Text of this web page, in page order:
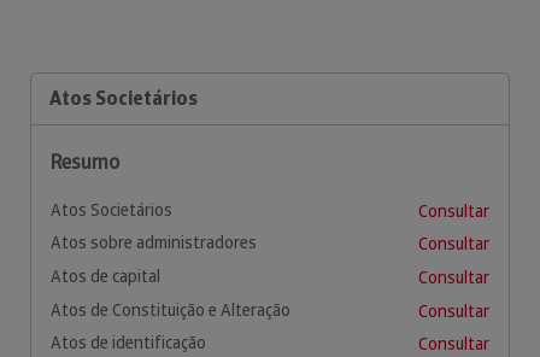
Atos Societários
Resumo
Atos Societários
Consultar
Atos sobre administradores
Consultar
Atos de capital
Consultar
Atos de Constituição e Alteração
Consultar
Atos de identificação
Consultar